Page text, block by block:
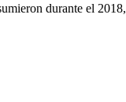
durante el